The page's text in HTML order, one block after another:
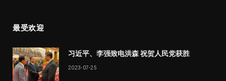
最受欢迎
习近平、李强致电洪森 祝贺人民党获胜
2023-07-25